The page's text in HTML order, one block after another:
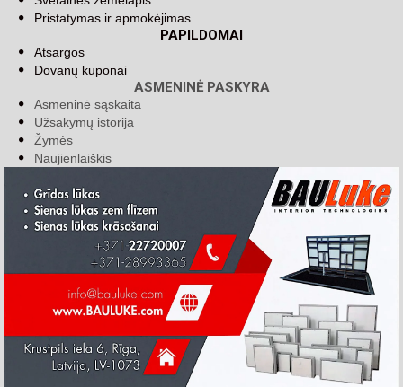
Pristatymas ir apmokėjimas
PAPILDOMAI
Atsargos
Dovanų kuponai
ASMENINĖ PASKYRA
Asmeninė sąskaita
Užsakymų istorija
Žymės
Naujienlaiškis